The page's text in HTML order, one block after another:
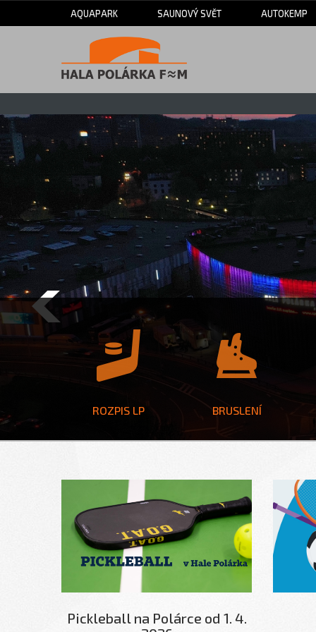
AQUAPARK SAUNOVÝ SVĚT AUTOKEMP
Hala
Polárka
Sportplex,
a.s.
Previous
ROZPIS LP BRUSLENÍ
Pickleball na Polárce od 1. 4.